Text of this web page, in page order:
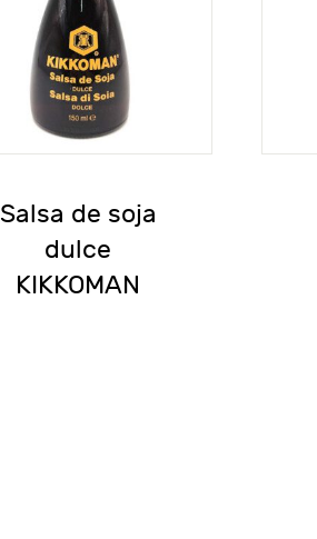
Salsa de soja
dulce
KIKKOMAN